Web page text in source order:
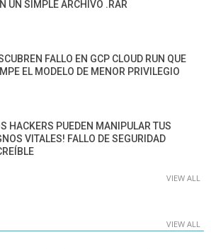
UN SIMPLE ARCHIVO .RAR
FALLO EN GCP CLOUD RUN QUE
EL MODELO DE MENOR PRIVILEGIO
HACKERS PUEDEN MANIPULAR TUS
VITALES! FALLO DE SEGURIDAD
VIEW ALL
VIEW ALL